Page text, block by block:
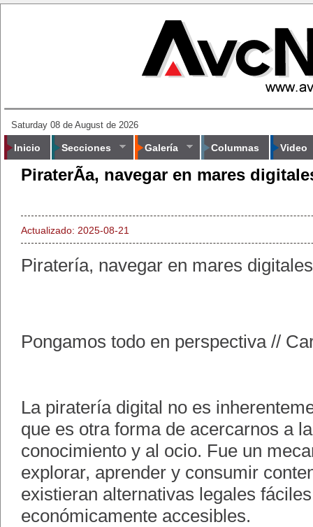
Saturday 08 de August de 2026
Inicio Secciones Galería Columnas Video
PiraterÃ­a, navegar en mares
Actualizado: 2025-08-21
Piratería, navegar en mares digitales
Pongamos todo en perspectiva //
La piratería digital no es
que es otra forma de acercarnos a
conocimiento y al ocio. Fue un
explorar, aprender y consumir
existieran alternativas legales
económicamente accesibles.